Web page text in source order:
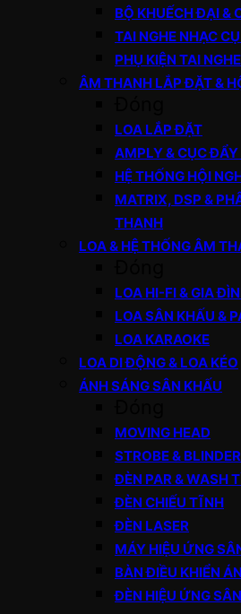
BỘ KHUẾCH ĐẠI &
TAI NGHE NHẠC
PHỤ KIỆN TAI NGHE
ÂM THANH LẮP ĐẶT &
LOA LẮP ĐẶT
AMPLY & CỤC
HỆ THỐNG HỘI
MATRIX, DSP &
THANH
LOA & HỆ THỐNG ÂM
LOA HI-FI & GIA
LOA SÂN KHẤU &
LOA KARAOKE
LOA DI ĐỘNG & LOA KÉO
ÁNH SÁNG SÂN KHẤU
MOVING HEAD
STROBE & BLINDER
ĐÈN PAR & WASH
ĐÈN CHIẾU TĨNH
ĐÈN LASER
MÁY HIỆU ỨNG
BÀN ĐIỀU KHIỂN
ĐÈN HIỆU ỨNG